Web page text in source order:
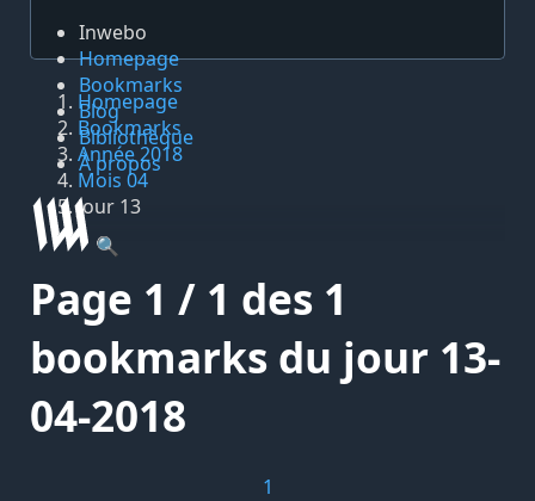
Inwebo
Homepage
Bookmarks
Blog
Bibliothèque
À propos
🔍
Homepage
Bookmarks
Année 2018
Mois 04
Jour 13
Page 1 / 1 des 1
bookmarks du jour 13-
04-2018
1